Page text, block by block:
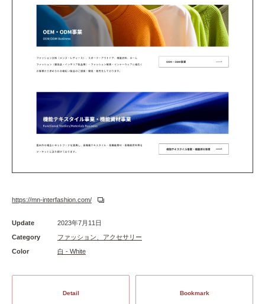
https://mn-interfashion.com/
Update
2023年7月11日
Category
ファッション、アクセサリー
Color
白 - White
Detail Bookmark